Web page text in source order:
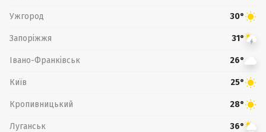
Ужгород 30°
Запоріжжя 31°
Івано-Франківськ 26°
Київ 25°
Кропивницький 28°
Луганськ 36°